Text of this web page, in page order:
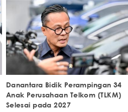
Danantara Bidik Perampingan 34
Anak Perusahaan Telkom (TLKM)
Selesai pada 2027